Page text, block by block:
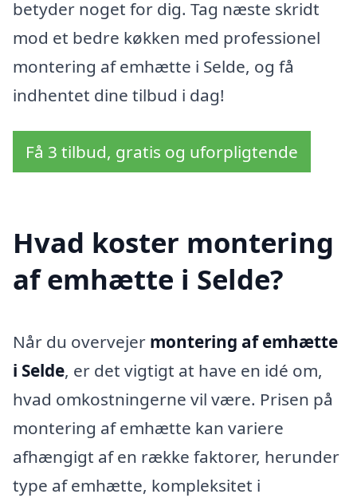
betyder noget for dig. Tag næste skridt
mod et bedre køkken med professionel
montering af emhætte i Selde, og få
indhentet dine tilbud i dag!
Få 3 tilbud, gratis og uforpligtende
Hvad koster montering
af emhætte i Selde?
Når du overvejer montering af emhætte
i Selde, er det vigtigt at have en idé om,
hvad omkostningerne vil være. Prisen på
montering af emhætte kan variere
afhængigt af en række faktorer, herunder
type af emhætte, kompleksitet i